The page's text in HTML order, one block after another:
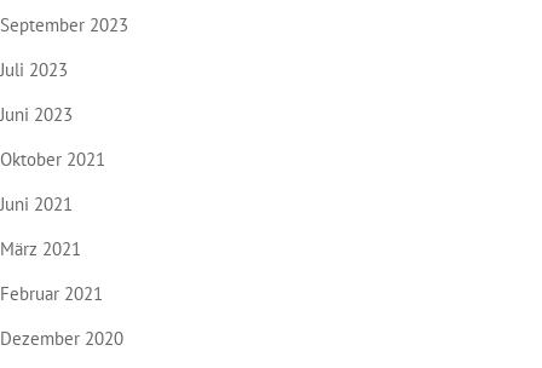
September 2023
Juli 2023
Juni 2023
Oktober 2021
Juni 2021
März 2021
Februar 2021
Dezember 2020